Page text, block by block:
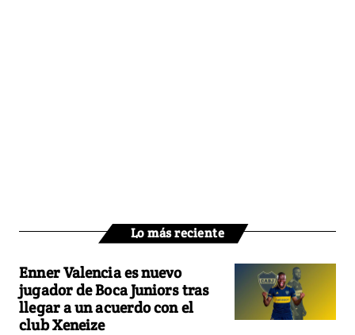
Lo más reciente
Enner Valencia es nuevo
jugador de Boca Juniors tras
llegar a un acuerdo con el
club Xeneize